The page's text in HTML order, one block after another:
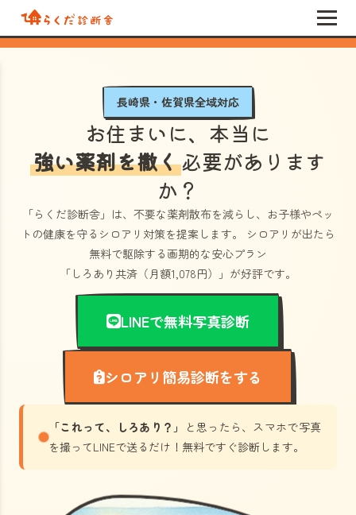
長崎県・佐賀県全域対応
お住まいに、本当に
強い薬剤を撒く必要があります
か？
「らくだ診断舎」 は、不要な薬剤散布を減らし、お子様やペッ
トの健康を守るシロアリ対策を提案します。 シロアリが出たら
無料で駆除する画期的な安心プラン
「しろあり共済（月額1,078円）」 が好評です。
LINEで無料写真診断
シロアリ簡易診断をする
「これって、しろあり？」
と思ったら、スマホで写真
を撮ってLINEで送るだけ！無料ですぐ診断します。